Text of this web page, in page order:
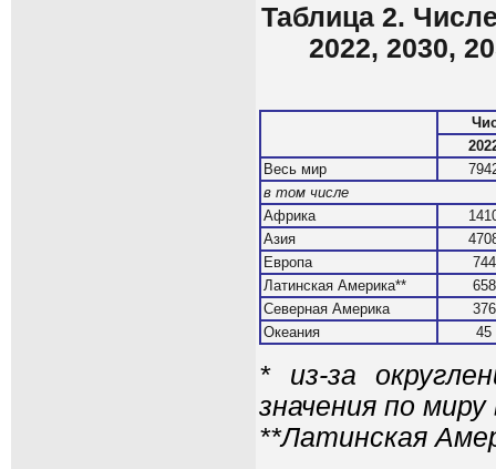
Таблица 2.
2022, 2030,
Весь мир
в том числе
Африка
Азия
Европа
744
Латинская Америка**
658
Северная Америка
376
Океания
45
* из-за
значения по
**Латинская